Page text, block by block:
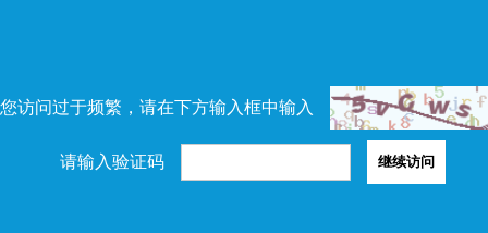
访问过于频繁，请在下方输入框中输入
请输入验证码 继续访问